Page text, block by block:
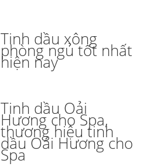
Tinh dầu xông
phòng ngủ tốt nhất
hiện nay
Tinh dầu Oải
Hương cho Spa,
thương hiệu tinh
dầu Oải Hương cho
Spa